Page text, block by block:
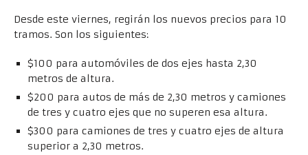
Desde este viernes, regirán los nuevos precios para 10
tramos. Son los siguientes:
$100 para automóviles de dos ejes hasta 2,30
metros de altura.
$200 para autos de más de 2,30 metros y camiones
de tres y cuatro ejes que no superen esa altura.
$300 para camiones de tres y cuatro ejes de altura
superior a 2,30 metros.